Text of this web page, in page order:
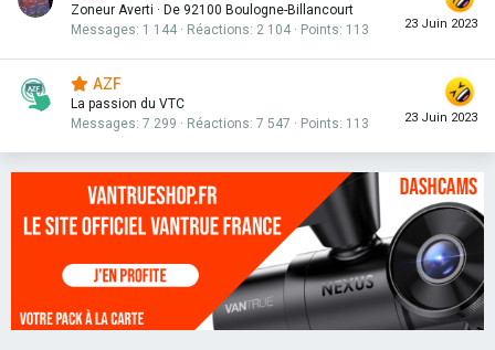
23 Juin 2023
Zoneur Averti · De 92100 Boulogne-Billancourt
Messages 1 144 Réactions 2 104 Points 113
23 Juin 2023
AZF
La passion du VTC
Messages 7 299 Réactions 7 547 Points 113